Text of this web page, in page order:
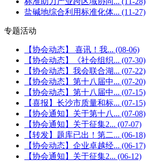
盐碱地综合利用标准化体... (11-27)
专题活动
【协会动态】 喜讯！我... (08-06)
【协会动态】《社会组织... (07-30)
【协会动态】我会联合湖... (07-22)
【协会动态】第十八届中... (07-20)
【协会动态】第十八届中... (07-15)
【喜报】长沙市质量和标... (07-15)
【协会通知】关于第十八... (07-08)
【协会通知】关于征集2... (07-07)
【转发】题库已出！第二... (06-18)
【协会动态】企业卓越经... (06-17)
【协会通知】关于征集2... (06-12)